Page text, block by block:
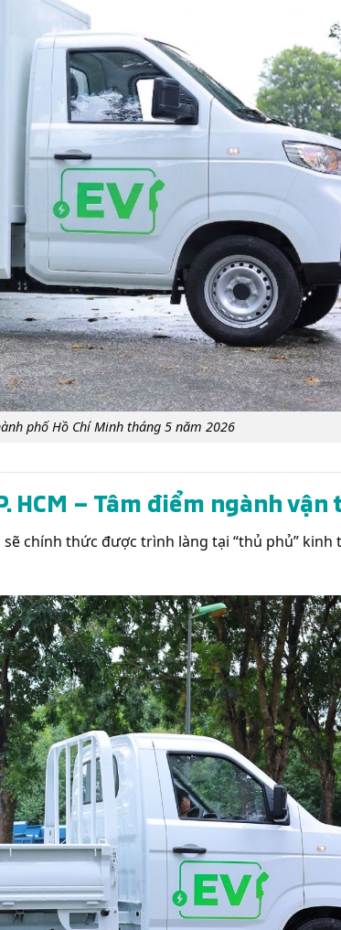
phố Hồ Chí Minh tháng 5 năm 2026
HCM – Tâm điểm ngành vận
chính thức được trình làng tại “thủ phủ” kinh